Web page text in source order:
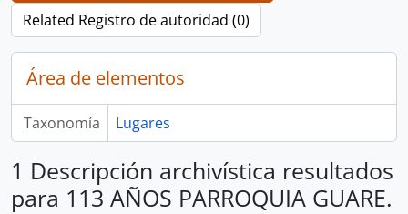
Related Registro de autoridad (0)
Área de elementos
Taxonomía Lugares
1 Descripción archivística resultados
para 113 AÑOS PARROQUIA GUARE.